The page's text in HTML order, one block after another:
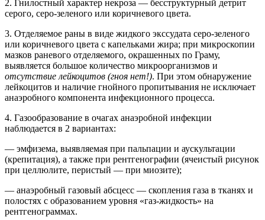
2. Гнилостный характер некроза — бесструктурный детрит
серого, серо-зеленого или коричневого цвета.
3. Отделяемое раны в виде жидкого экссудата серо-зеленого
или коричневого цвета с капельками жира; при микроскопии
мазков раневого отделяемого, окрашенных по Граму,
выявляется большое количество микроорганизмов и
отсутствие лейкоцитов (гноя нет!). При этом обнаружение
лейкоцитов и наличие гнойного пропитывания не исключает
анаэробного компонента инфекционного процесса.
4. Газообразование в очагах анаэробной инфекции
наблюдается в 2 вариантах:
— эмфизема, выявляемая при пальпации и аускультации
(крепитация), а также при рентгенографии (ячеистый рисунок
при целлюлите, перистый — при миозите);
— анаэробный газовый абсцесс — скопления газа в тканях и
полостях с образованием уровня «газ-жидкость» на
рентгенограммах.